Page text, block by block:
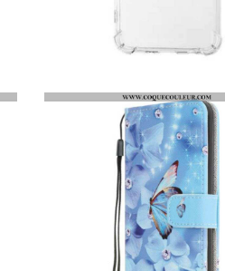
COQUE SAMSUNG GALAXY M21 TRANSPARENTE COINS RENFORCÉS